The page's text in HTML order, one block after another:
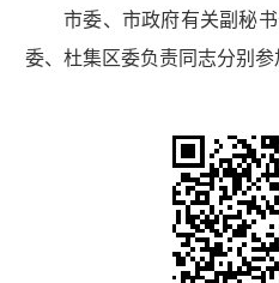
市委、市政府有关副秘
委、杜集区委负责同志分别参